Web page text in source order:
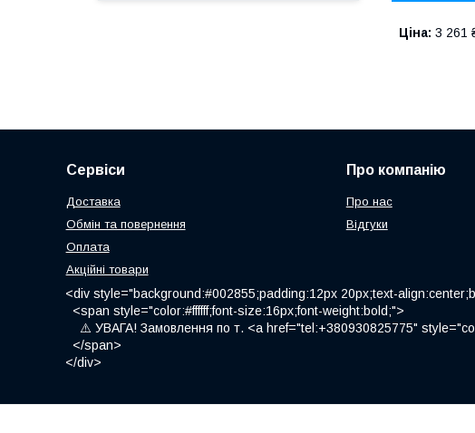
Ціна: 3 261
Сервіси
Доставка
Обмін та повернення
Оплата
Акційні товари
Про компанію
Про нас
Відгуки
<div style="background:#002855;padding:12px 20px;text-
<span style="color:#ffffff;font-size:16px;font-weight:bold;">
⚠️ УВАГА! Замовлення по т. <a href="tel:+380930825775"
</span>
</div>